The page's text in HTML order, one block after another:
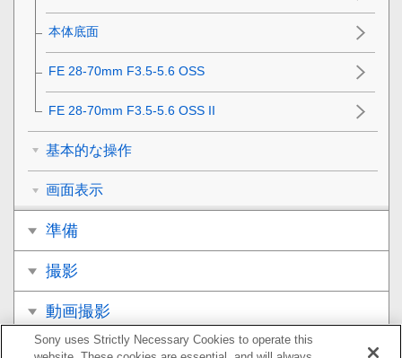
本体底面
FE 28-70mm F3.5-5.6 OSS
FE 28-70mm F3.5-5.6 OSS II
基本的な操作
画面表示
準備
撮影
動画撮影
再生
Sony uses Strictly Necessary Cookies to operate this